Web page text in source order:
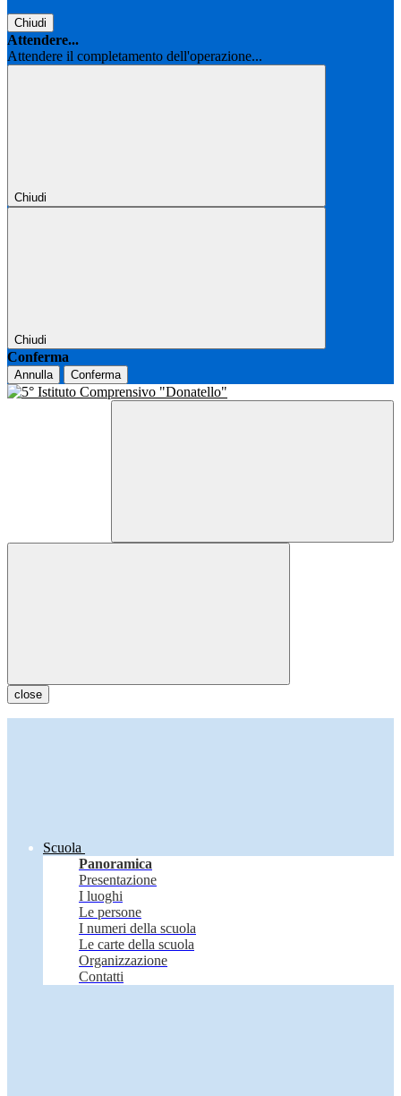
Chiudi
Attendere...
Attendere il completamento dell'operazione...
Chiudi
Chiudi
Conferma
Annulla Conferma
close
Scuola
Panoramica
Presentazione
I luoghi
Le persone
I numeri della scuola
Le carte della scuola
Organizzazione
Contatti